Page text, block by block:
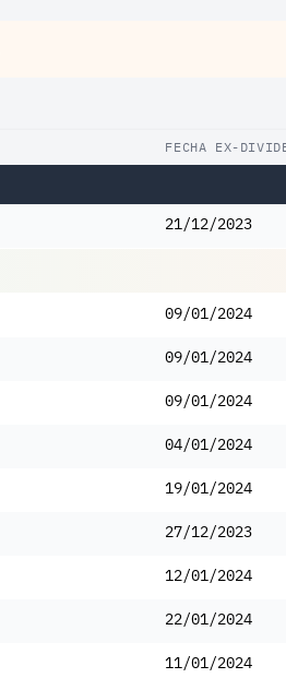
FECHA EX-
21/12/2023
09/01/2024
09/01/2024
09/01/2024
04/01/2024
19/01/2024
27/12/2023
12/01/2024
22/01/2024
11/01/2024